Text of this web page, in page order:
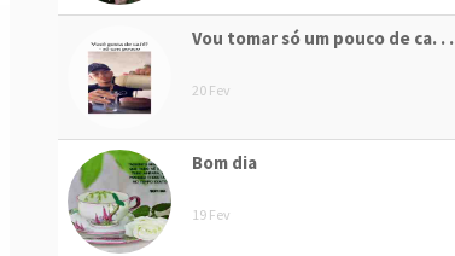
Vou tomar só um pouco de ca. . .
20 Fev
Bom dia
19 Fev